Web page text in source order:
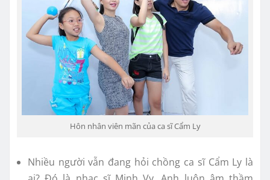
Hôn nhân viên mãn của ca sĩ Cẩm Ly
Nhiều người vẫn đang hỏi chồng ca sĩ Cẩm Ly là